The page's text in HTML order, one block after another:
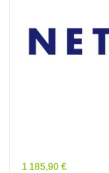
Prix
1 185,90 €